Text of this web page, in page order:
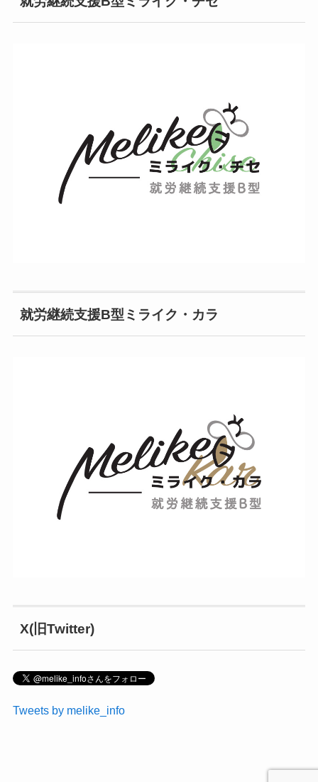
就労継続支援B型ミライク・カラ
X(旧Twitter)
Tweets by melike_info